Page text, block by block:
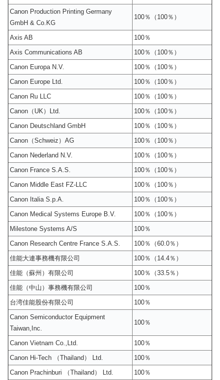
Canon Production Printing Germany
GmbH & Co.KG
100％（100％）
Axis AB
100％
Axis Communications AB
100％（100％）
Canon Europa N.V.
100％（100％）
Canon Europe Ltd.
100％（100％）
Canon Ru LLC
100％（100％）
Canon（UK）Ltd.
100％（100％）
Canon Deutschland GmbH
100％（100％）
Canon（Schweiz）AG
100％（100％）
Canon Nederland N.V.
100％（100％）
Canon France S.A.S.
100％（100％）
Canon Middle East FZ-LLC
100％（100％）
Canon Italia S.p.A.
100％（100％）
Canon Medical Systems Europe B.V.
100％（100％）
Milestone Systems A/S
100％
Canon Research Centre France S.A.S.
100％（60.0％）
佳能大連事務機有限公司
100％（14.4％）
佳能（蘇州）有限公司
100％（33.5％）
佳能（中山）事務機有限公司
100％
台湾佳能股份有限公司
100％
Canon Semiconductor Equipment
Taiwan,Inc.
100％
Canon Vietnam Co.,Ltd.
100％
Canon Hi-Tech （Thailand） Ltd.
100％
Canon Prachinburi （Thailand） Ltd.
100％